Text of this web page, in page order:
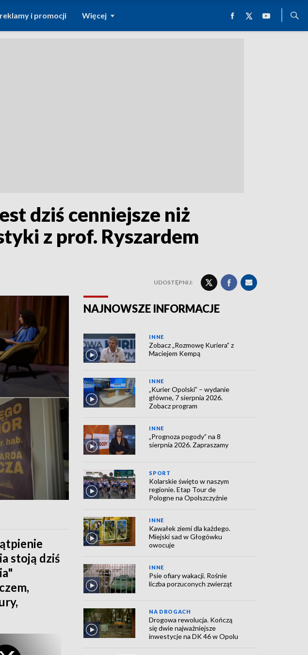
i promocji Więcej
dziś cenniejsze niż
z prof. Ryszardem
UDOSTĘPNIJ:
stoją dziś
NAJNOWSZE INFORMACJE
INNE
Zobacz „Rozmowę Kuriera” z
Maciejem Kempą
INNE
„Kurier Opolski” – wydanie
główne, 7 sierpnia 2026.
Zobacz program
INNE
„Prognoza pogody” na 8
sierpnia 2026. Zapraszamy
SPORT
Kolarskie święto w naszym
regionie. Etap Tour de
Pologne na Opolszczyźnie
INNE
Kawałek ziemi dla każdego.
Miejski sad w Głogówku
owocuje
INNE
Psie ofiary wakacji. Rośnie
liczba porzuconych zwierząt
NA DROGACH
Drogowa rewolucja. Kończą
się dwie najważniejsze
inwestycje na DK 46 w Opolu